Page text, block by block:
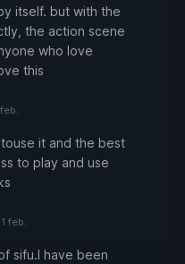
itself. but with the
the action scene
who love
this
it and the best
to play and use
feb.
sifu.I have been